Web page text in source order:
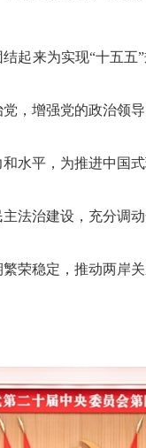
起来为实现“十五
，增强党的政治领
水平，为推进中国
法治建设，充分调
荣稳定，推动两岸